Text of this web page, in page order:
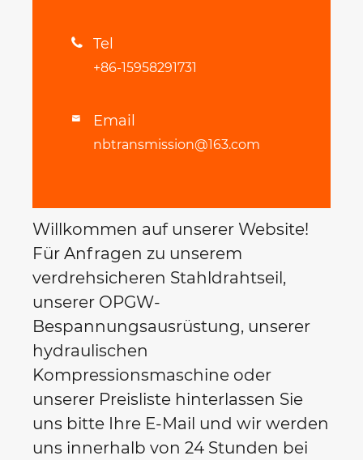
 Tel
+86-15958291731
 Email
nbtransmission@163.com
Willkommen auf unserer Website!
Für Anfragen zu unserem
verdrehsicheren Stahldrahtseil,
unserer OPGW-
Bespannungsausrüstung, unserer
hydraulischen
Kompressionsmaschine oder
unserer Preisliste hinterlassen Sie
uns bitte Ihre E-Mail und wir werden
uns innerhalb von 24 Stunden bei